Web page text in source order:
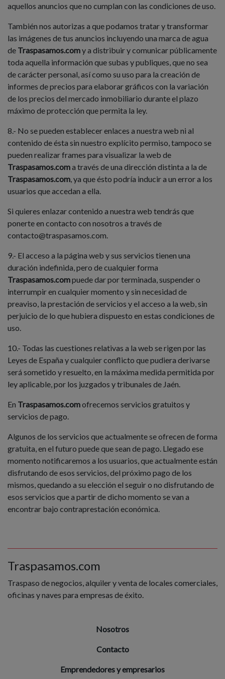
aquellos anuncios que no cumplan con las condiciones de uso.
También nos autorizas a que podamos tratar y transformar
las imágenes de tus anuncios incluyendo una marca de agua
de Traspasamos.comy a distribuir y comunicar públicamente
toda aquella información que subas y publiques, que no sea
de carácter personal, así como su uso para la creación de
informes de precios para elaborar gráficos con la variación
de los precios del mercado inmobiliario durante el plazo
máximo de protección que permita la ley.
8.- No se pueden establecer enlaces a nuestra web ni al
contenido de ésta sin nuestro explícito permiso, tampoco se
pueden realizar frames para visualizar la web de
Traspasamos.coma través de una dirección distinta a la de
Traspasamos.com, ya que ésto podría inducir a un error a los
usuarios que accedan a ella.
Si quieres enlazar contenido a nuestra web tendrás que
ponerte en contacto con nosotros a través de
contacto@traspasamos.com.
9.- El acceso a la página web y sus servicios tienen una
duración indefinida, pero de cualquier forma
Traspasamos.compuede dar por terminada, suspender o
interrumpir en cualquier momento y sin necesidad de
preaviso, la prestación de servicios y el acceso a la web, sin
perjuicio de lo que hubiera dispuesto en estas condiciones de
uso.
10.- Todas las cuestiones relativas a la web se rigen por las
Leyes de España y cualquier conflicto que pudiera derivarse
será sometido y resuelto, en la máxima medida permitida por
ley aplicable, por los juzgados y tribunales de Jaén.
En Traspasamos.comofrecemos servicios gratuitos y
servicios de pago.
Algunos de los servicios que actualmente se ofrecen de forma
gratuita, en el futuro puede que sean de pago. Llegado ese
momento notificaremos a los usuarios, que actualmente están
disfrutando de esos servicios, del próximo pago de los
mismos, quedando a su elección el seguir o no disfrutando de
esos servicios que a partir de dicho momento se van a
encontrar bajo contraprestación económica.
Traspasamos.com
Traspaso de negocios, alquiler y venta de locales comerciales,
oficinas y naves para empresas de éxito.
Nosotros
Contacto
Emprendedores y empresarios